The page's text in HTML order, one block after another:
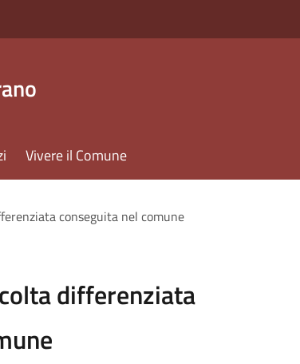
Vivere il Comune
conseguita nel comune
differenziata